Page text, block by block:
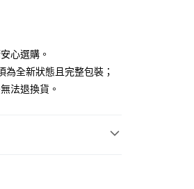
心選購。
為全新狀態且完整包裝；
法退換貨。